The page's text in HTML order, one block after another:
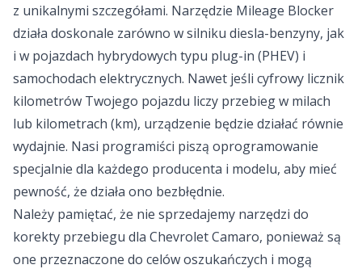
z unikalnymi szczegółami. Narzędzie Mileage Blocker
działa doskonale zarówno w silniku diesla-benzyny, jak
i w pojazdach hybrydowych typu plug-in (PHEV) i
samochodach elektrycznych. Nawet jeśli cyfrowy licznik
kilometrów Twojego pojazdu liczy przebieg w milach
lub kilometrach (km), urządzenie będzie działać równie
wydajnie. Nasi programiści piszą oprogramowanie
specjalnie dla każdego producenta i modelu, aby mieć
pewność, że działa ono bezbłędnie.
Należy pamiętać, że nie sprzedajemy narzędzi do
korekty przebiegu dla Chevrolet Camaro, ponieważ są
one przeznaczone do celów oszukańczych i mogą